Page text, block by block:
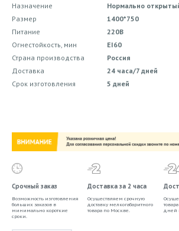
Назначение
Нормально
Размер
1400*750
Питание
220В
Огнестойкость, мин
EI60
Страна производства
Россия
Доставка
24 часа/7 дней
Срок изготовления
5 дней
Срочный заказ
Возможность изготовления
больших заказов в
минимально короткие
сроки.
Доставка за 2 часа
Осуществляем срочную
доставку мелкогабаритного
товара по Москве.
дней